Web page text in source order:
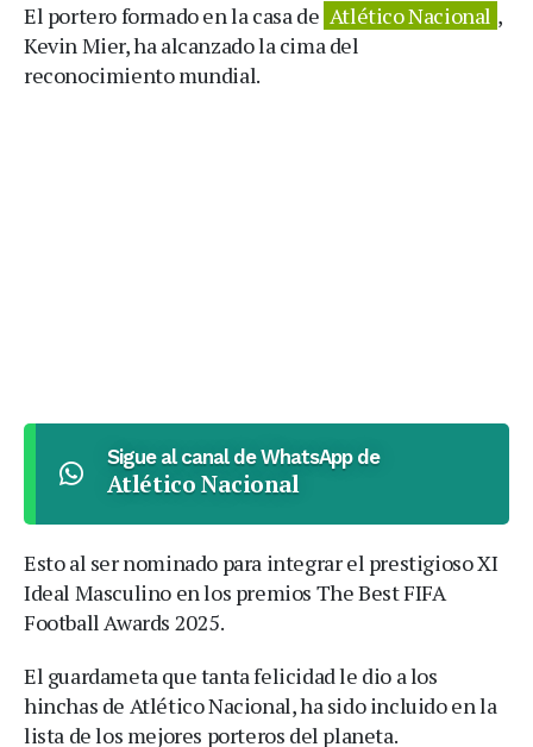
El portero formado en la casa de Atlético Nacional ,
Kevin Mier, ha alcanzado la cima del
reconocimiento mundial.
Sigue al canal de WhatsApp de
Atlético Nacional
Esto al ser nominado para integrar el prestigioso XI
Ideal Masculino en los premios The Best FIFA
Football Awards 2025.
El guardameta que tanta felicidad le dio a los
hinchas de Atlético Nacional, ha sido incluido en la
lista de los mejores porteros del planeta.